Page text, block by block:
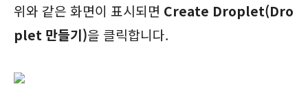
위와 같은 화면이 표시되면 Create Droplet(Dro
plet 만들기)을 클릭합니다.